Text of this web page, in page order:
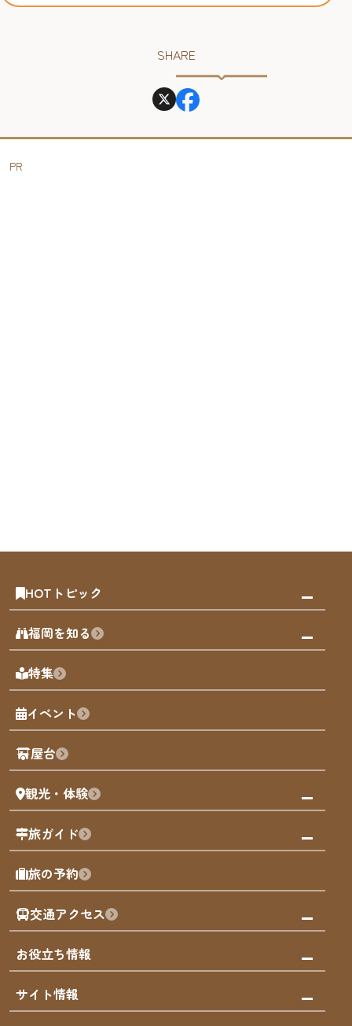
SHARE
PR
HOTトピック
みんなの旅行記
天神エリア
博多旧市街
福岡城
歴史・文化
福岡を知る
福岡の見どころ
福岡の魅力
観光カレンダー
観光PR動画
まち歩き
福岡グルメ
福岡を楽しむ
福岡のアート
福岡のナイトタイム
福岡の歴史・文化
サステナブルツーリズム
福岡検定
よかなび音声ガイド
特集
イベント
屋台
観光・体験
観る・遊ぶ
屋台
買う
体験
泊まる
旅ガイド
モデルコース
AIおまかせコース
オリジナルプラン
みんなの旅行記
旅の予約
交通アクセス
市内交通ガイド
お得なチケット
お役立ち情報
お知らせ
災害情報
サイト情報